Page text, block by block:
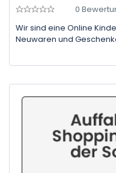
0
Wir sind eine Online
Neuwaren und